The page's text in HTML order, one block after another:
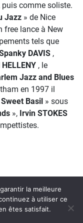
puis comme soliste.
Jazz » de Nice
free lance à New
tels que
DAVIS ,
, le
Jazz and Blues
en 1997 il
Sweet Basil » sous
», Irvin STOKES
la meilleure
à utiliser ce
êtes satisfait.